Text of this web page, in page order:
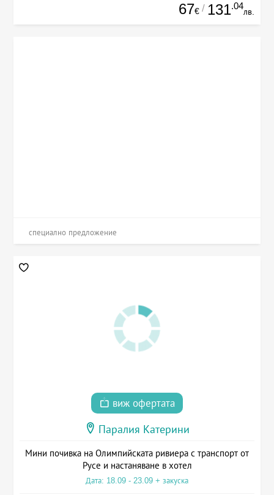
67€ / 131.04
лв.
специално предложение
виж офертата
Паралия Катерини
Мини почивка на Олимпийската ривиера с транспорт от
Русе и настаняване в хотел
Дата: 18.09 - 23.09 + закуска